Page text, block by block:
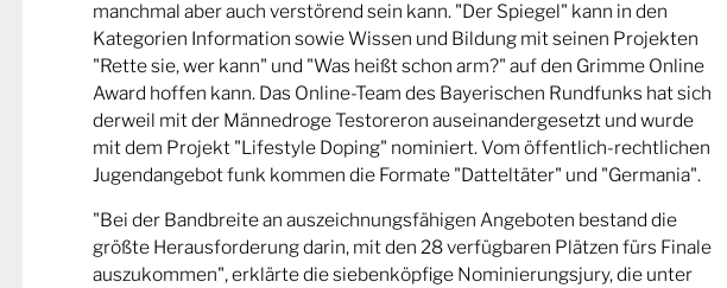
manchmal aber auch verstörend sein kann. "Der Spiegel" kann in den
Kategorien Information sowie Wissen und Bildung mit seinen Projekten
"Rette sie, wer kann" und "Was heißt schon arm?" auf den Grimme Online
Award hoffen kann. Das Online-Team des Bayerischen Rundfunks hat sich
derweil mit der Männedroge Testoreron auseinandergesetzt und wurde
mit dem Projekt "Lifestyle Doping" nominiert. Vom öffentlich-rechtlichen
Jugendangebot funk kommen die Formate "Datteltäter" und "Germania".
"Bei der Bandbreite an auszeichnungsfähigen Angeboten bestand die
größte Herausforderung darin, mit den 28 verfügbaren Plätzen fürs Finale
auszukommen", erklärte die siebenköpfige Nominierungsjury, die unter